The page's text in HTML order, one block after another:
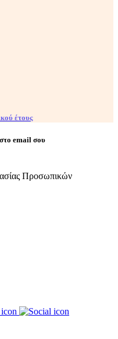
έτους
email σου
Προσωπικών